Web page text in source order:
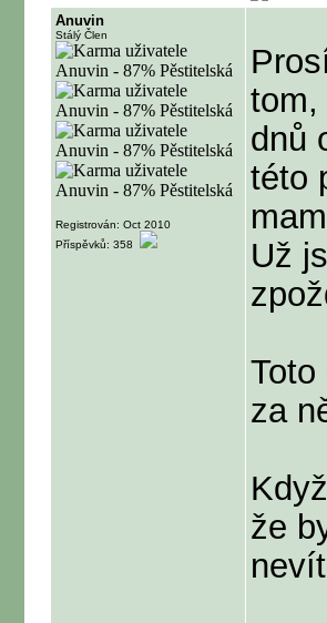
Anuvin
Stálý Člen
Registrován: Oct 2010
Příspěvků: 358
tom,
dnů
této
Už
za
že